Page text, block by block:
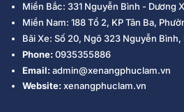
Miền Bắc: 331 Nguyễn Bình - Dương
Miền Nam: 188 Tổ 2, KP Tân Ba,
Bãi Xe: Số 20, Ngõ 323 Nguyễn Bình,
Phone:0935355886
Email:admin@xenangphuclam.vn
Website:xenangphuclam.vn